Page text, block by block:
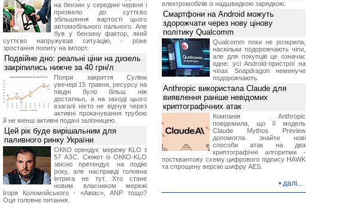
на бензин у середині червня і
призвело до суттєво
збільшення вартості цього
автомобільного пального. Але
був у бензину фактор, який
суттєво напружував ситуацію, - різке
зростання попиту на імпорт.
Подвійне дно: реальні ціни на дизель
закріпились нижче за 40 грн/л
Попри закриття Суліни
увечері 15 травня, ресурсу на
півдні було більш ніж
достатньо, а на заході цього
взагалі ніхто не відчув через
активні прокачування трубою
й не менш активні подачі залізницею.
Цей рік буде вирішальним для
паливного ринку України
ОККО орендує мережу KLO з
57 АЗС. Сюжет із ОККО-KLO
звісно претендує на подію
року, але насправді головна
інтрига не тут. Хто стане
новим власником мережі
Ігоря Коломойського - «Авіас», ANP тощо?
Оце головне питання.
електромобілів із надшвидкою зарядкою.
Смартфони на Android можуть
здорожчати через нову цінову
політику Qualcomm
Qualcomm поки не розкрила,
наскільки подорожчають чіпи,
але для покупців це означає
одне: усі Android-пристрої на
чіпах Snapdragon неминуче
подорожчають.
Anthropic використала Claude для
виявлення раніше невідомих
криптографічних атак
Компанія Anthropic
повідомила, що її модель
Claude Mythos Preview
допомогла знайти нові
способи атак на два
криптографічні алгоритми -
постквантову схему цифрового підпису HAWK
та спрощену версію шифру AES.
• далі...